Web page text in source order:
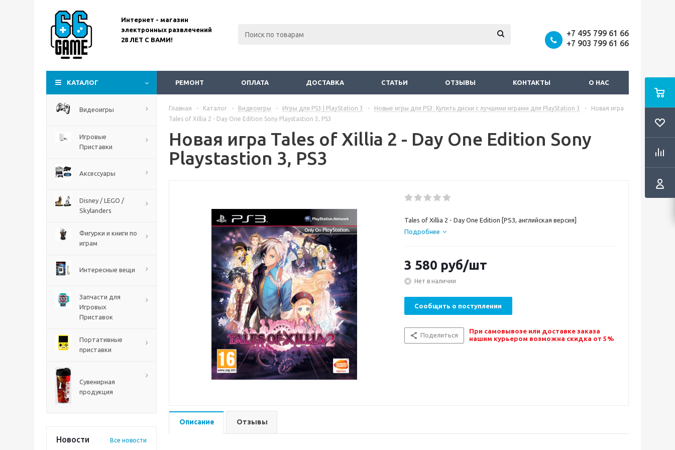
Интернет - магазин
электронных развлечений
28 ЛЕТ С ВАМИ!
+7 495 799 61 66
+7 903 799 61 66
КАТАЛОГ РЕМОНТ ОПЛАТА ДОСТАВКА СТАТЬИ ОТЗЫВЫ КОНТАКТЫ О НАС
Видеоигры
Игровые
Приставки
Аксессуары
Disney / LEGO /
Skylanders
Фигурки и книги по
играм
Интересные вещи
Запчасти для
Игровых
Приставок
Портативные
приставки
Сувенирная
продукция
Новости Все новости
The Blood of Dawnwalker
Главная - Каталог - Видеоигры - Игры для PS3 | PlayStation 3 - Новые игры для PS3: Купить диски с лучшими играми для PlayStation 3 -
Новая игра
Tales of Xillia 2 - Day One Edition Sony Playstastion 3, PS3
Новая игра Tales of Xillia 2 - Day One Edition Sony
Playstastion 3, PS3
Tales of Xillia 2 - Day One Edition [PS3, английская версия]
Подробнее
3 580 руб/шт
Нет в наличии
Сообщить о поступлении
Поделиться
При самовывозе или доставке заказа
нашим курьером возможна скидка от 5%
Описание Отзывы